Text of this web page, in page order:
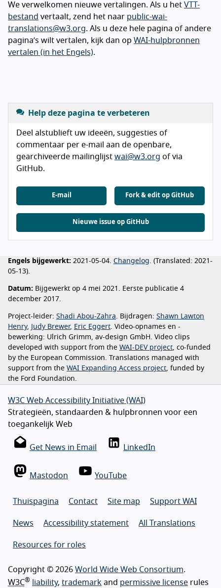
We verwelkomen nieuwe vertalingen. Als u het VTT-
bestand vertaalt, zend het naar public-wai-
translations@w3.org. Als u deze hele pagina of andere
pagina’s wilt vertalen, kijk dan op WAI-hulpbronnen
vertalen (in het Engels).
Help deze pagina te verbeteren
Deel alstublieft uw ideeën, suggesties of
commentaar per e-mail aan de openbare,
gearchiveerde mailinglijst wai@w3.org of via
GitHub.
E-mail Fork & edit op GitHub
Nieuwe issue op GitHub
Engels bijgewerkt: 2021-05-04. Changelog. ( Translated: 2021-
05-13).
Datum: Bijgewerkt op 4 mei 2021. Eerste publicatie 4
december 2017.
Project-leider: Shadi Abou-Zahra. Bijdragen: Shawn Lawton
Henry, Judy Brewer, Eric Eggert. Video-opnames en -
bewerking: Ulrich Grimm, av-design GmbH. Video clips
developed with support from the WAI-DEV project, co-funded
by the European Commission. Translations managed with
support from the WAI Expanding Access project, funded by
the Ford Foundation.
W3C Web Accessibility Initiative (WAI)
Strategieën, standaarden & hulpbronnen voor een
toegankelijk Web
Get News in Email LinkedIn
Mastodon YouTube
Thuispagina Contact Site map Support WAI
News Accessibility statement All Translations
Resources for roles
Copyright © 2026 World Wide Web Consortium.
W3C® liability, trademark and permissive license rules